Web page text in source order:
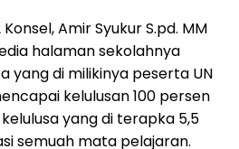
Amir Syukur S.pd. MM
halaman sekolahnya
yang di milikinya peserta UN
kelulusan 100 persen
yang di terapka 5,5
semuah mata pelajaran.